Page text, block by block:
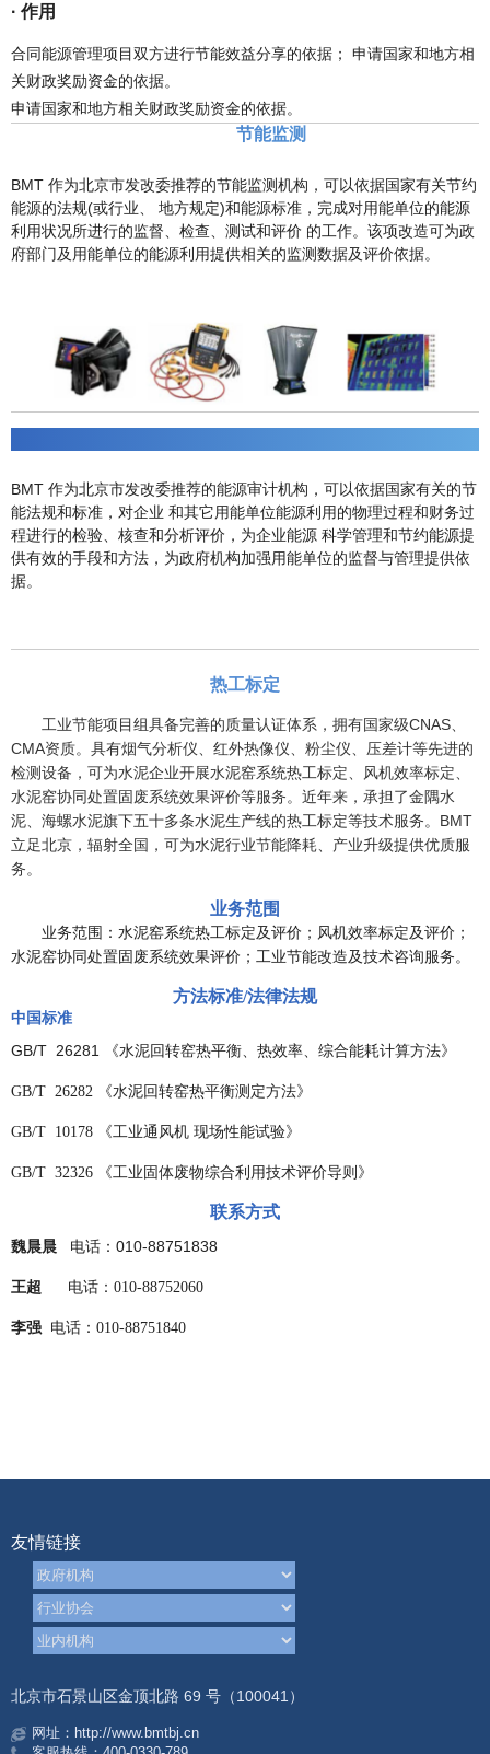
· 作用
合同能源管理项目双方进行节能效益分享的依据； 申请国家和地方相
关财政奖励资金的依据。
申请国家和地方相关财政奖励资金的依据。
节能监测
BMT 作为北京市发改委推荐的节能监测机构，可以依据国家有关节约
能源的法规(或行业、 地方规定)和能源标准，完成对用能单位的能源
利用状况所进行的监督、检查、测试和评价 的工作。该项改造可为政
府部门及用能单位的能源利用提供相关的监测数据及评价依据。
BMT 作为北京市发改委推荐的能源审计机构，可以依据国家有关的节
能法规和标准，对企业 和其它用能单位能源利用的物理过程和财务过
程进行的检验、核查和分析评价，为企业能源 科学管理和节约能源提
供有效的手段和方法，为政府机构加强用能单位的监督与管理提供依
据。
热工标定
工业节能项目组具备完善的质量认证体系，拥有国家级CNAS、
CMA资质。具有烟气分析仪、红外热像仪、粉尘仪、压差计等先进的
检测设备，可为水泥企业开展水泥窑系统热工标定、风机效率标定、
水泥窑协同处置固废系统效果评价等服务。近年来，承担了金隅水
泥、海螺水泥旗下五十多条水泥生产线的热工标定等技术服务。BMT
立足北京，辐射全国，可为水泥行业节能降耗、产业升级提供优质服
务。
业务范围
业务范围：水泥窑系统热工标定及评价；风机效率标定及评价；
水泥窑协同处置固废系统效果评价；工业节能改造及技术咨询服务。
方法标准/法律法规
中国标准
GB/T 26281 《水泥回转窑热平衡、热效率、综合能耗计算方法》
GB/T 26282 《水泥回转窑热平衡测定方法》
GB/T 10178 《工业通风机 现场性能试验》
GB/T 32326 《工业固体废物综合利用技术评价导则》
联系方式
魏晨晨 电话：010-88751838
王超 电话： 010-88752060
李强 电话： 010-88751840
友情链接
北京市石景山区金顶北路 69 号（100041）
网址：http://www.bmtbj.cn